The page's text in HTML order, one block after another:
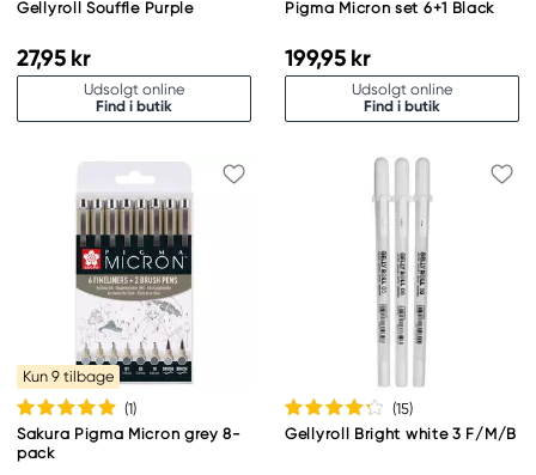
Gellyroll Souffle Purple
27,95 kr
Udsolgt online
Find i butik
Pigma Micron set 6+1 Black
199,95 kr
Udsolgt online
Find i butik
Kun 9 tilbage
(1)
Sakura Pigma Micron grey 8-
pack
(15)
Gellyroll Bright white 3 F/M/B